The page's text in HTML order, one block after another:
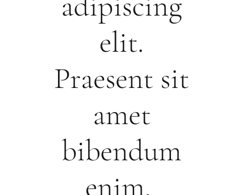
elit.
Praesent sit
amet
bibendum
enim.